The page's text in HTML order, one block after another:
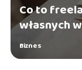
Co to
własnych
Biznes